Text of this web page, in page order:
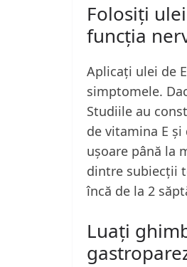
Folosiți
funcția
Aplicați ulei de
simptomele.
Studiile au
de vitamina E
ușoare până la
dintre subiecții
încă de la 2
Luați